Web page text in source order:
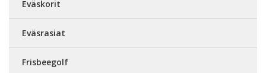
Eväskorit
Eväsrasiat
Frisbeegolf